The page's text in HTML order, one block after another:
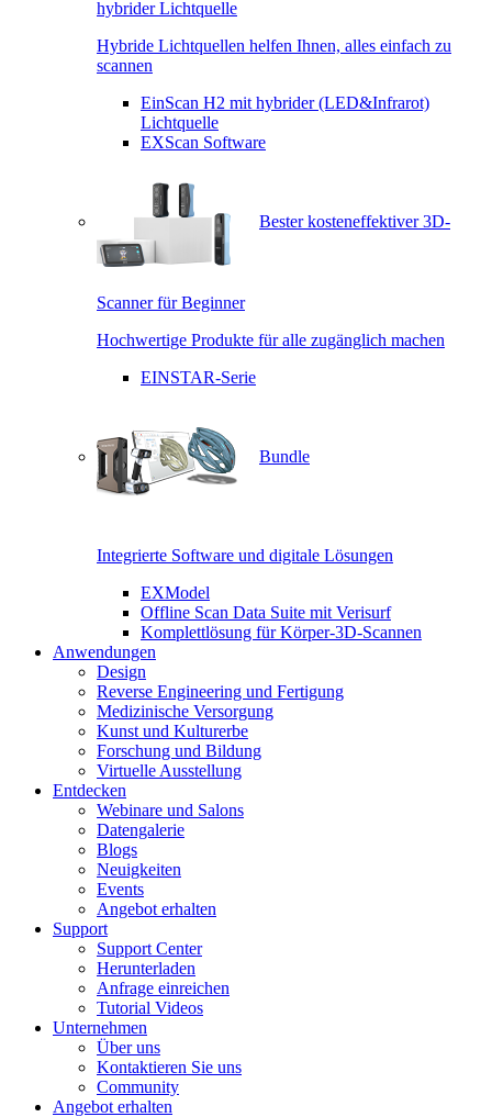
hybrider Lichtquelle
Hybride Lichtquellen helfen Ihnen, alles einfach zu
scannen
EinScan H2 mit hybrider (LED&Infrarot)
Lichtquelle
EXScan Software
Bester kosteneffektiver 3D-
Scanner für Beginner
Hochwertige Produkte für alle zugänglich machen
EINSTAR-Serie
Bundle
Integrierte Software und digitale Lösungen
EXModel
Offline Scan Data Suite mit Verisurf
Komplettlösung für Körper-3D-Scannen
Anwendungen
Design
Reverse Engineering und Fertigung
Medizinische Versorgung
Kunst und Kulturerbe
Forschung und Bildung
Virtuelle Ausstellung
Entdecken
Webinare und Salons
Datengalerie
Blogs
Neuigkeiten
Events
Angebot erhalten
Support
Support Center
Herunterladen
Anfrage einreichen
Tutorial Videos
Unternehmen
Über uns
Kontaktieren Sie uns
Community
Angebot erhalten